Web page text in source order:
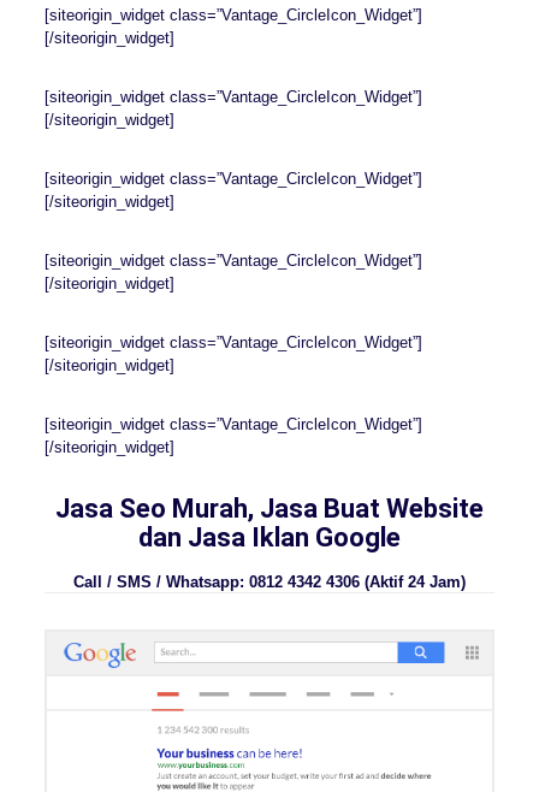
[siteorigin_widget class=”Vantage_CircleIcon_Widget”]
[/siteorigin_widget]
[siteorigin_widget class=”Vantage_CircleIcon_Widget”]
[/siteorigin_widget]
[siteorigin_widget class=”Vantage_CircleIcon_Widget”]
[/siteorigin_widget]
[siteorigin_widget class=”Vantage_CircleIcon_Widget”]
[/siteorigin_widget]
[siteorigin_widget class=”Vantage_CircleIcon_Widget”]
[/siteorigin_widget]
[siteorigin_widget class=”Vantage_CircleIcon_Widget”]
[/siteorigin_widget]
Jasa Seo Murah, Jasa Buat Website
dan Jasa Iklan Google
Call / SMS / Whatsapp: 0812 4342 4306 (Aktif 24 Jam)